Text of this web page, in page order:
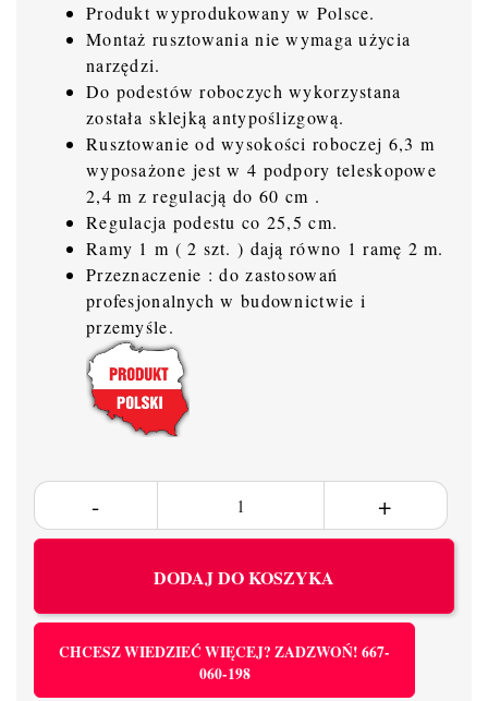
Produkt wyprodukowany w Polsce.
Montaż rusztowania nie wymaga użycia
narzędzi.
Do podestów roboczych wykorzystana
została sklejką antypoślizgową.
Rusztowanie od wysokości roboczej 6,3 m
wyposażone jest w 4 podpory teleskopowe
2,4 m z regulacją do 60 cm .
Regulacja podestu co 25,5 cm.
Ramy 1 m ( 2 szt. ) dają równo 1 ramę 2 m.
Przeznaczenie : do zastosowań
profesjonalnych w budownictwie i
przemyśle.
DODAJ DO KOSZYKA
CHCESZ WIEDZIEĆ WIĘCEJ? ZADZWOŃ! 667-
060-198